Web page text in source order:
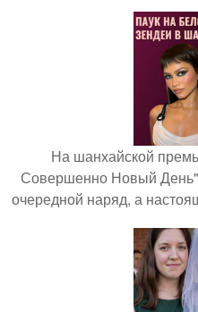
На шанхайской
Совершенно Новый
очередной наряд, а